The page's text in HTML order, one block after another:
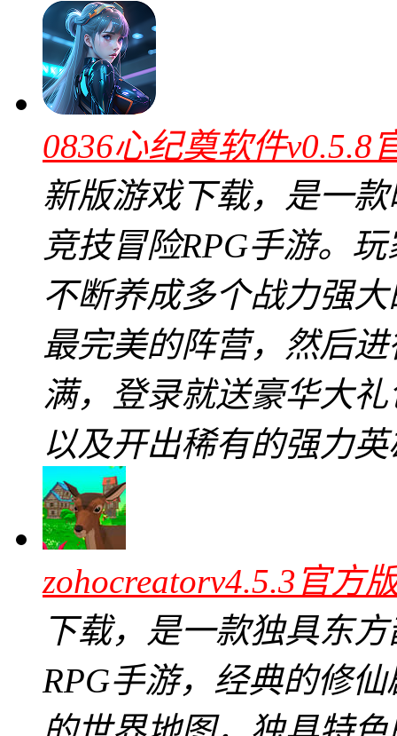
0836心纪奠软件v0.5.8
新版游戏下载，是一
竞技冒险RPG手游。
不断养成多个战力强
最完美的阵营，然后
满，登录就送豪华大
以及开出稀有的强力
zohocreatorv4.5.3官方
下载，是一款独具东
RPG手游，经典的修